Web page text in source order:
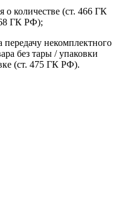
о количестве (ст. 466 ГК
ГК РФ);
передачу некомплектного
без тары / упаковки
(ст. 475 ГК РФ).